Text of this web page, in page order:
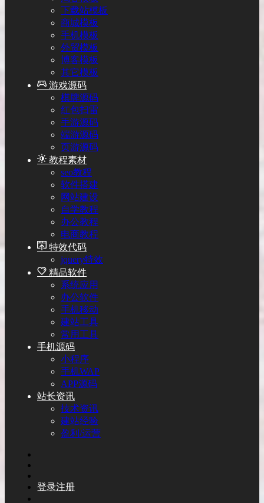
下载站模板
商城模板
手机模板
外贸模板
博客模板
其它模板
游戏源码
棋牌源码
红包扫雷
手游源码
端游源码
页游源码
教程素材
seo教程
软件搭建
网站建设
自学教程
办公教程
电商教程
特效代码
jquery特效
精品软件
系统应用
办公软件
手机移动
建站工具
常用工具
手机源码
小程序
手机WAP
APP源码
站长资讯
技术资讯
建站经验
盈利/运营
登录注册